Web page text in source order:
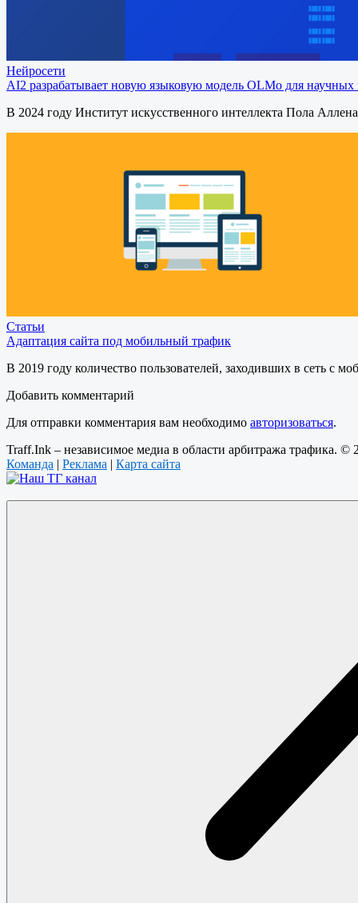
Нейросети
AI2 разрабатывает новую языковую модель OLMo для научных
В 2024 году Институт искусственного интеллекта Пола
Статьи
Адаптация сайта под мобильный трафик
В 2019 году количество пользователей, заходивших в сеть с
Добавить комментарий
Для отправки комментария вам необходимо авторизоваться.
Traff.Ink – независимое медиа в области арбитража трафика.
Команда | Реклама | Карта сайта